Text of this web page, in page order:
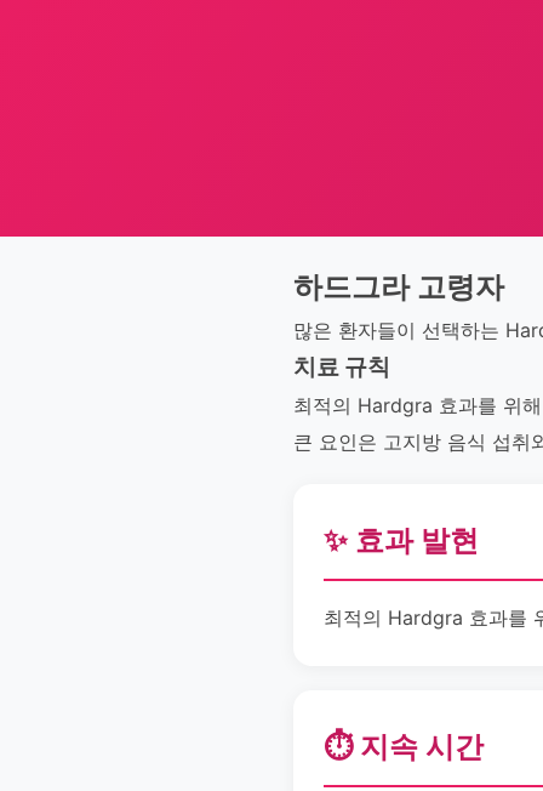
하드그라 고령자
많은 환자들이 선택하는
치료 규칙
최적의 Hardgra 효과를 위
큰 요인은 고지방 음식 섭취
✨ 효과 발현
최적의 Hardgra 효과를
⏱️ 지속 시간